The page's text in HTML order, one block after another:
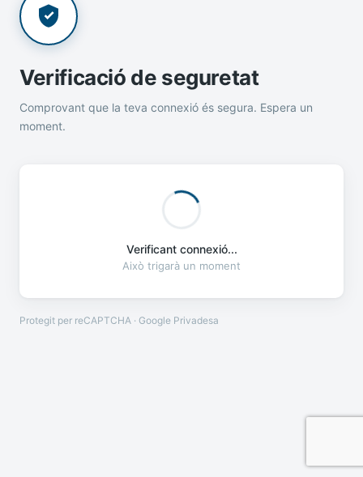
Verificació de seguretat
Comprovant que la teva connexió és segura. Espera un
moment.
Verificant connexió...
Això trigarà un moment
Protegit per reCAPTCHA · Google Privadesa